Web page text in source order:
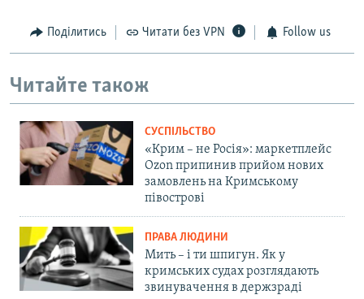
Поділитись Читати без VPN Follow us
Читайте також
СУСПІЛЬСТВО
«Крим – не Росія»: маркетплейс
Ozon припинив прийом нових
замовлень на Кримському
півострові
ПРАВА ЛЮДИНИ
Мить – і ти шпигун. Як у
кримських судах розглядають
звинувачення в держзраді